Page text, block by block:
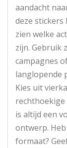
aandacht
deze stickers
zien welke
zijn. Gebruik
campagnes
langlopende
Kies uit
is altijd een
ontwerp.
formaat?